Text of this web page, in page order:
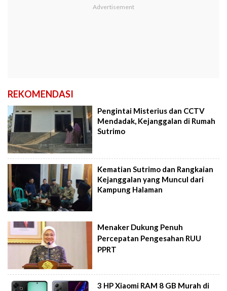
REKOMENDASI
Pengintai Misterius dan CCTV
Mendadak, Kejanggalan di Rumah
Sutrimo
Kematian Sutrimo dan Rangkaian
Kejanggalan yang Muncul dari
Kampung Halaman
Menaker Dukung Penuh
Percepatan Pengesahan RUU
PPRT
3 HP Xiaomi RAM 8 GB Murah di